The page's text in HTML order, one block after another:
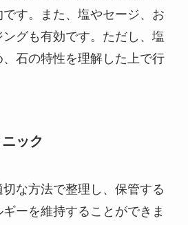
す。また、塩やセージ、お
グも有効です。ただし、塩
石の特性を理解した上で行
ック
な方法で整理し、保管する
ーを維持することができま